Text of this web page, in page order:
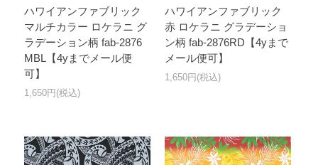
ハワイアンファブリック
マルチカラー ロケラニ グ
ラデーション柄 fab-2876
MBL【4yまでメール便
可】
1,650円(税込)
ハワイアンファブリック
赤 ロケラニ グラデーショ
ン柄 fab-2876RD【4yまで
メール便可】
1,650円(税込)